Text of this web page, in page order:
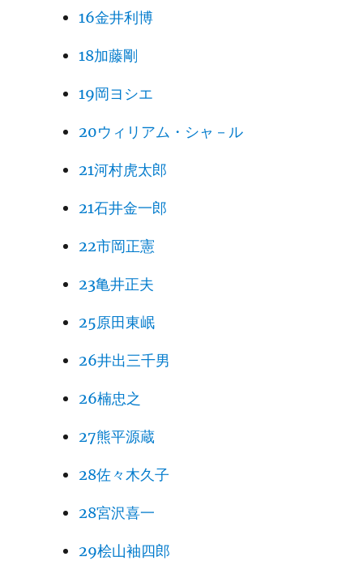
16金井利博
18加藤剛
19岡ヨシエ
20ウィリアム・シャ－ル
21河村虎太郎
21石井金一郎
22市岡正憲
23亀井正夫
25原田東岷
26井出三千男
26楠忠之
27熊平源蔵
28佐々木久子
28宮沢喜一
29桧山袖四郎